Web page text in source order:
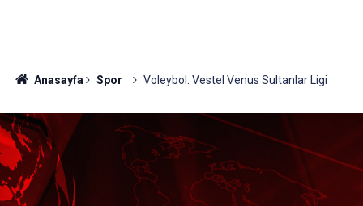
Anasayfa Spor Voleybol: Vestel Venus Sultanlar Ligi